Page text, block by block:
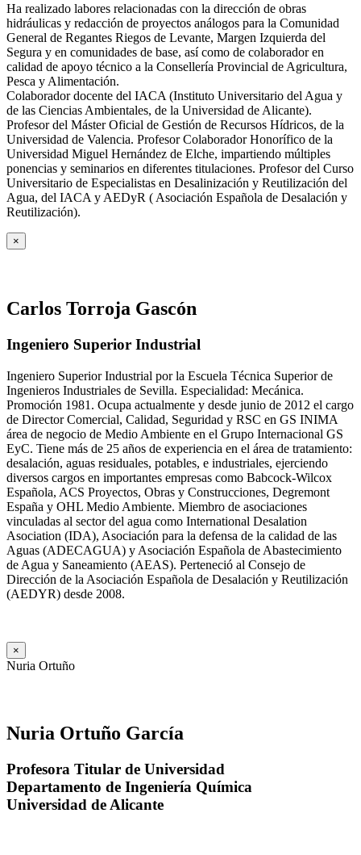
Ha realizado labores relacionadas con la dirección de obras
hidráulicas y redacción de proyectos análogos para la Comunidad
General de Regantes Riegos de Levante, Margen Izquierda del
Segura y en comunidades de base, así como de colaborador en
calidad de apoyo técnico a la Consellería Provincial de Agricultura,
Pesca y Alimentación.
Colaborador docente del IACA (Instituto Universitario del Agua y
de las Ciencias Ambientales, de la Universidad de Alicante).
Profesor del Máster Oficial de Gestión de Recursos Hídricos, de la
Universidad de Valencia. Profesor Colaborador Honorífico de la
Universidad Miguel Hernández de Elche, impartiendo múltiples
ponencias y seminarios en diferentes titulaciones. Profesor del Curso
Universitario de Especialistas en Desalinización y Reutilización del
Agua, del IACA y AEDyR ( Asociación Española de Desalación y
Reutilización).
×
Carlos Torroja Gascón
Ingeniero Superior Industrial
Ingeniero Superior Industrial por la Escuela Técnica Superior de
Ingenieros Industriales de Sevilla. Especialidad: Mecánica.
Promoción 1981. Ocupa actualmente y desde junio de 2012 el cargo
de Director Comercial, Calidad, Seguridad y RSC en GS INIMA
área de negocio de Medio Ambiente en el Grupo Internacional GS
EyC. Tiene más de 25 años de experiencia en el área de tratamiento:
desalación, aguas residuales, potables, e industriales, ejerciendo
diversos cargos en importantes empresas como Babcock-Wilcox
Española, ACS Proyectos, Obras y Construcciones, Degremont
España y OHL Medio Ambiente. Miembro de asociaciones
vinculadas al sector del agua como International Desalation
Asociation (IDA), Asociación para la defensa de la calidad de las
Aguas (ADECAGUA) y Asociación Española de Abastecimiento
de Agua y Saneamiento (AEAS). Perteneció al Consejo de
Dirección de la Asociación Española de Desalación y Reutilización
(AEDYR) desde 2008.
×
Nuria Ortuño
Nuria Ortuño García
Profesora Titular de Universidad
Departamento de Ingeniería Química
Universidad de Alicante